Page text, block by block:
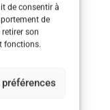
de consentir à
de
son
fonctions.